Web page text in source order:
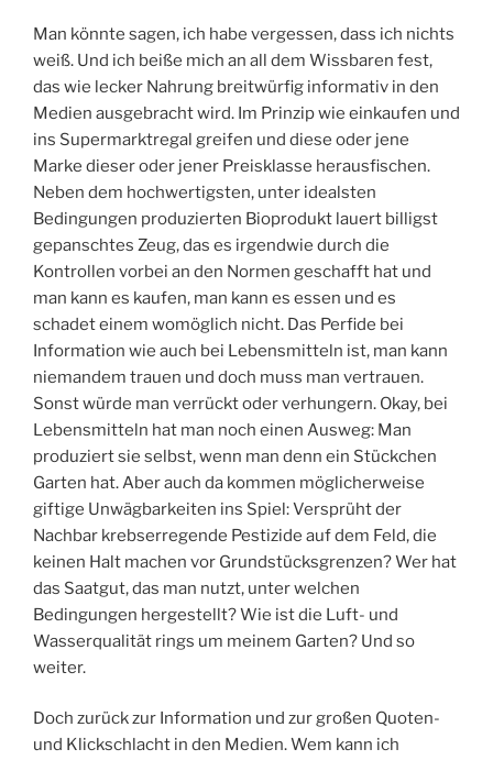
Man könnte sagen, ich habe vergessen, dass ich nichts
weiß. Und ich beiße mich an all dem Wissbaren fest,
das wie lecker Nahrung breitwürfig informativ in den
Medien ausgebracht wird. Im Prinzip wie einkaufen und
ins Supermarktregal greifen und diese oder jene
Marke dieser oder jener Preisklasse herausfischen.
Neben dem hochwertigsten, unter idealsten
Bedingungen produzierten Bioprodukt lauert billigst
gepanschtes Zeug, das es irgendwie durch die
Kontrollen vorbei an den Normen geschafft hat und
man kann es kaufen, man kann es essen und es
schadet einem womöglich nicht. Das Perfide bei
Information wie auch bei Lebensmitteln ist, man kann
niemandem trauen und doch muss man vertrauen.
Sonst würde man verrückt oder verhungern. Okay, bei
Lebensmitteln hat man noch einen Ausweg: Man
produziert sie selbst, wenn man denn ein Stückchen
Garten hat. Aber auch da kommen möglicherweise
giftige Unwägbarkeiten ins Spiel: Versprüht der
Nachbar krebserregende Pestizide auf dem Feld, die
keinen Halt machen vor Grundstücksgrenzen? Wer hat
das Saatgut, das man nutzt, unter welchen
Bedingungen hergestellt? Wie ist die Luft- und
Wasserqualität rings um meinem Garten? Und so
weiter.
Doch zurück zur Information und zur großen Quoten-
und Klickschlacht in den Medien. Wem kann ich